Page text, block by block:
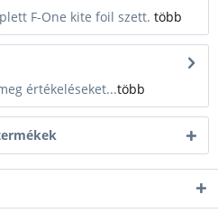
F-One kite foil szett. több
értékeléseket...több